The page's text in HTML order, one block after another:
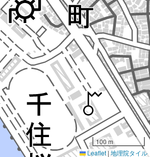
100 m
Leaflet | 地理院タイル